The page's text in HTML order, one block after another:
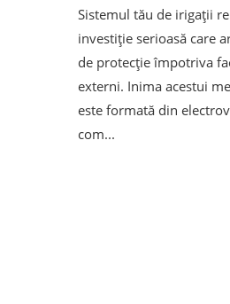
Sistemul tău de irigații
investiție serioasă care
de protecție împotriva
externi. Inima acestui
este formată din
com...